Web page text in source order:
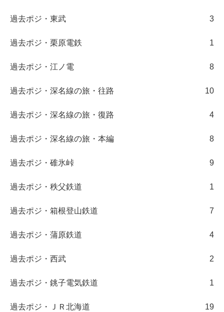
過去ポジ・東武 3
過去ポジ・栗原電鉄 1
過去ポジ・江ノ電 8
過去ポジ・深名線の旅・往路 10
過去ポジ・深名線の旅・復路 4
過去ポジ・深名線の旅・本編 8
過去ポジ・碓氷峠 9
過去ポジ・秩父鉄道 1
過去ポジ・箱根登山鉄道 7
過去ポジ・蒲原鉄道 4
過去ポジ・西武 2
過去ポジ・銚子電気鉄道 1
過去ポジ・ＪＲ北海道 19